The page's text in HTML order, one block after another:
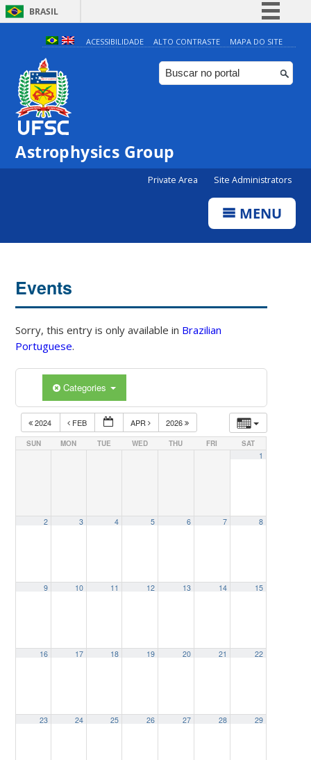
BRASIL
Simplifique!
Comunica BR
Participe
ACESSIBILIDADE ALTO CONTRASTE MAPA DO SITE
Astrophysics Group
Private Area Site Administrators
MENU
Events
Sorry, this entry is only available in Brazilian
Portuguese.
Categories
2024 FEB APR 2026
SUN MON TUE WED THU FRI SAT
1
2 3 4 5 6 7 8
9 10 11 12 13 14 15
16 17 18 19 20 21 22
23 24 25 26 27 28 29